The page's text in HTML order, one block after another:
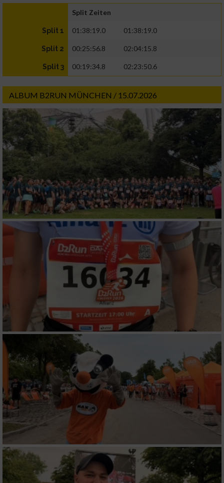
Split Zeiten
Split 1 01:38:19.0 01:38:19.0
Split 2 00:25:56.8 02:04:15.8
Split 3 00:19:34.8 02:23:50.6
ALBUM B2RUN MÜNCHEN / 15.07.2026